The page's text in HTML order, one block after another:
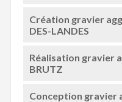
Création gravier
DES-LANDES
Réalisation gravier
BRUTZ
Conception gravier